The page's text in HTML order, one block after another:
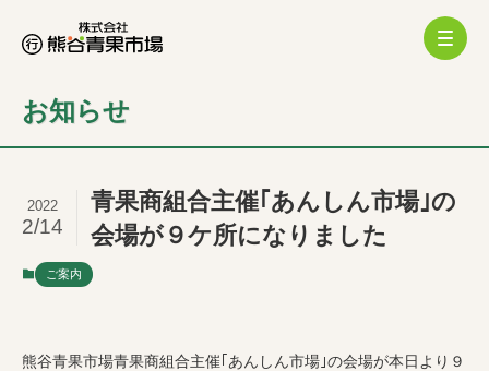
お知らせ
青果商組合主催｢あんしん市場｣の
会場が９ケ所になりました
2022
2/14
ご案内
熊谷青果市場青果商組合主催｢あんしん市場｣の会場が本日より９